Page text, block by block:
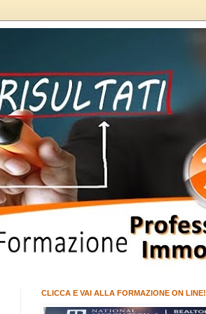
CLICCA E VAI ALLA FORMAZIONE ON LINE!